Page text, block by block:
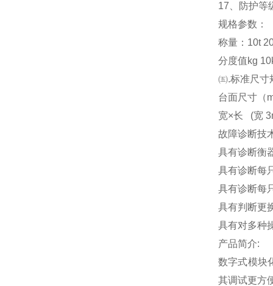
17 、防护
规格参数：
称量：10t
分度值kg
㈤.标准尺寸
台面尺寸（
宽×长 (宽
故障诊断技
具有诊断衡
具有诊断每
具有诊断每
具有判断更
具有对多种
产品简介:
数字式模块
其调试更方